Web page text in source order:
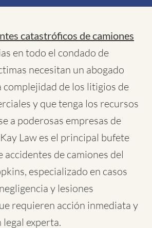
catastróficos de camiones
en todo el condado de
necesitan un abogado
complejidad de los litigios de
y que tenga los recursos
a poderosas empresas de
Law es el principal bufete
accidentes de camiones del
especializado en casos
y lesiones
requieren acción inmediata y
experta.